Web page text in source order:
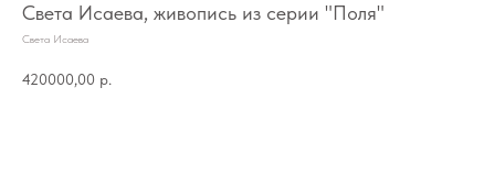
Света Исаева, живопись из серии "Поля"
Света Исаева
420000,00 р.